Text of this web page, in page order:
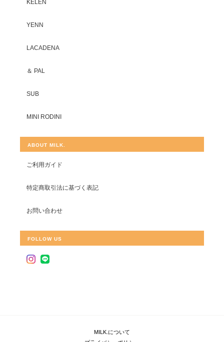
KELEN
YENN
LACADENA
＆ PAL
SUB
MINI RODINI
ABOUT MILK.
ご利用ガイド
特定商取引法に基づく表記
お問い合わせ
FOLLOW US
MILK.について